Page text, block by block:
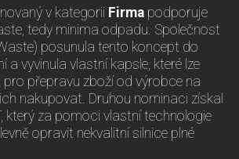
v kategorii Firma podporuje
tedy minima odpadu. Společnost
posunula tento koncept do
a vyvinula vlastní kapsle, které lze
přepravu zboží od výrobce na
nakupovat. Druhou nominaci získal
který za pomoci vlastní technologie
opravit nekvalitní silnice plné